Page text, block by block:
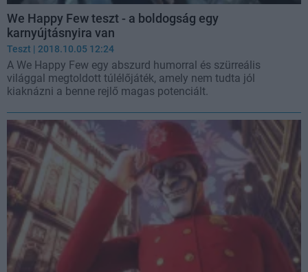
We Happy Few teszt - a boldogság egy
karnyújtásnyira van
Teszt | 2018.10.05 12:24
A We Happy Few egy abszurd humorral és szürreális
világgal megtoldott túlélőjáték, amely nem tudta jól
kiaknázni a benne rejlő magas potenciált.